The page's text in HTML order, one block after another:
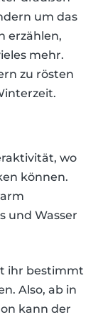
um das
erzählen,
mehr.
zu rösten
wo
können.
und Wasser
ihr bestimmt
Also, ab in
kann der